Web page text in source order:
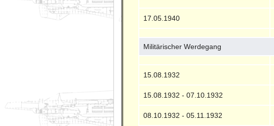
17.05.1940
Militärischer Werdegang
15.08.1932
15.08.1932 - 07.10.1932
08.10.1932 - 05.11.1932